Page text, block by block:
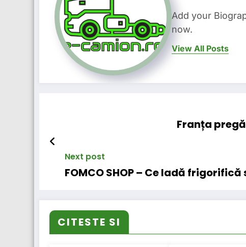
Add your
now.
View All Posts
Franța
Next post
FOMCO SHOP – Ce ladă
CITESTE SI